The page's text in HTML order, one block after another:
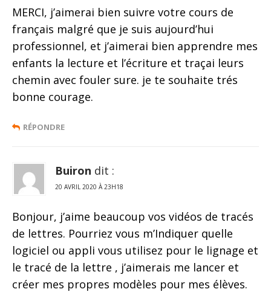
MERCI, j’aimerai bien suivre votre cours de
français malgré que je suis aujourd’hui
professionnel, et j’aimerai bien apprendre mes
enfants la lecture et l’écriture et traçai leurs
chemin avec fouler sure. je te souhaite trés
bonne courage.
RÉPONDRE
Buiron dit :
20 AVRIL 2020 À 23H18
Bonjour, j’aime beaucoup vos vidéos de tracés
de lettres. Pourriez vous m’Indiquer quelle
logiciel ou appli vous utilisez pour le lignage et
le tracé de la lettre , j’aimerais me lancer et
créer mes propres modèles pour mes élèves.